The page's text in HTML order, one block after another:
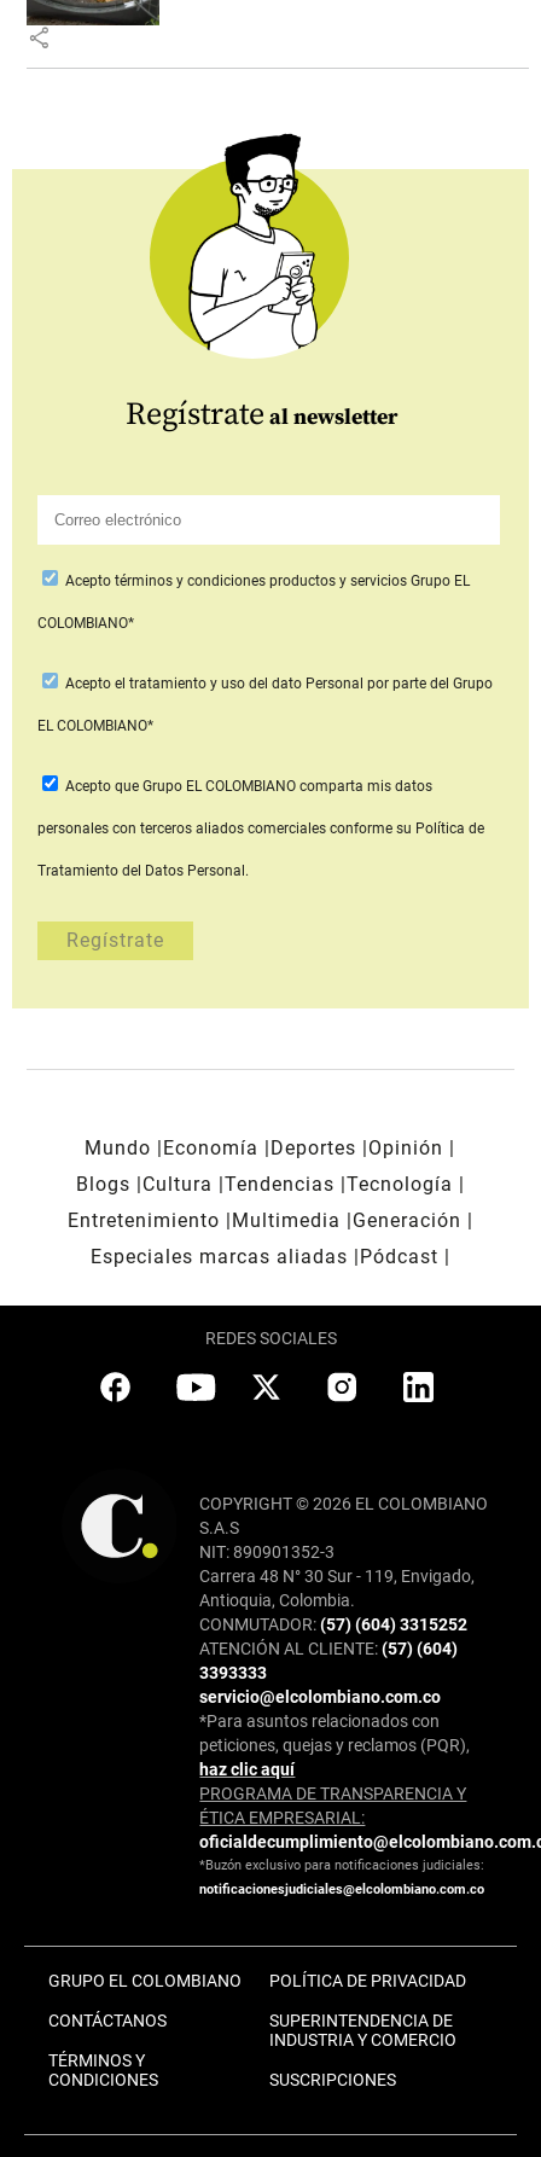
share
Regístrate al newsletter
Aceptotérminos y condiciones productos y serviciosGrupo EL
COLOMBIANO*
Acepto el tratamiento y uso del dato Personal por parte del Grupo
EL COLOMBIANO*
Acepto que Grupo EL COLOMBIANOcomparta mis datos
personales con terceros aliados comerciales conforme su Política de
Tratamiento del Datos Personal.
Mundo Economía Deportes
Opinión
Blogs
Cultura Tendencias Tecnología
Entretenimiento
Multimedia
Generación
Especiales marcas aliadas
Pódcast
REDES SOCIALES
COPYRIGHT © 2026 EL COLOMBIANO
S.A.S
NIT: 890901352-3
Carrera 48 N° 30 Sur - 119, Envigado,
Antioquia, Colombia.
CONMUTADOR:(57) (604) 3315252
ATENCIÓN AL CLIENTE:(57) (604)
3393333
servicio@elcolombiano.com.co
*Para asuntos relacionados con
peticiones, quejas y reclamos (PQR),
haz clic aquí
PROGRAMA DE TRANSPARENCIA Y
ÉTICA EMPRESARIAL:
*Buzón exclusivo para notificaciones judiciales:
notificacionesjudiciales@elcolombiano.com.co
GRUPO EL COLOMBIANO
CONTÁCTANOS
TÉRMINOS Y
CONDICIONES
POLÍTICA DE PRIVACIDAD
SUPERINTENDENCIA DE
INDUSTRIA Y COMERCIO
SUSCRIPCIONES